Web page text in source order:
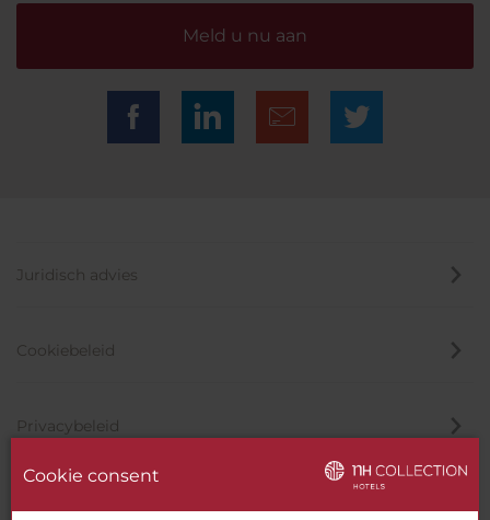
Meld u nu aan
Juridisch advies
Cookiebeleid
Privacybeleid
Cookie consent